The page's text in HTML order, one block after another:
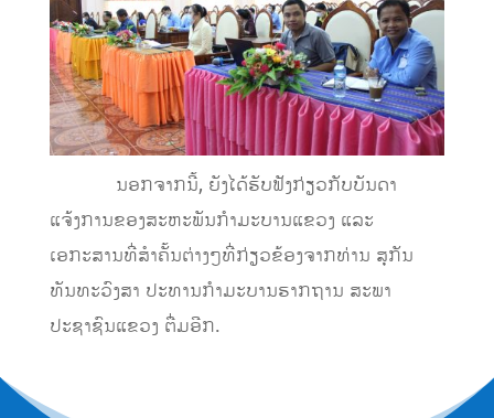
ນອກຈາກນີ້, ຍັງໄດ້ຮັບຟັງກ່ຽວກັບບັນດາ
ແຈ້ງການຂອງສະຫະພັນກໍາມະບານແຂວງ ແລະ
ເອກະສານທີ່ສໍາຄັ້ນຕ່າງໆທີ່ກ່ຽວຂ້ອງຈາກທ່ານ ສຸກັນ
ທັນທະວົງສາ ປະທານກໍາມະບານຮາກຖານ ສະພາ
ປະຊາຊົນແຂວງ ຕື່ມອີກ.